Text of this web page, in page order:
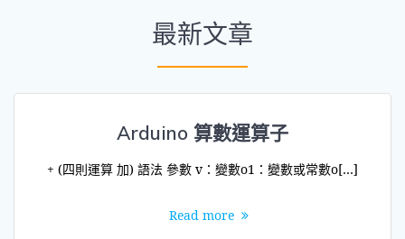
最新文章
Arduino 算數運算子
+ (四則運算 加) 語法 參數 v：變數o1：變數或常數o[…]
Read more